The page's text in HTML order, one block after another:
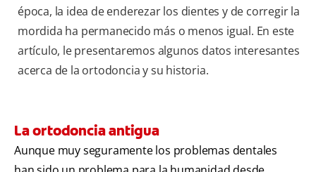
época, la idea de enderezar los dientes y de corregir la
mordida ha permanecido más o menos igual. En este
artículo, le presentaremos algunos datos interesantes
acerca de la ortodoncia y su historia.
La ortodoncia antigua
Aunque muy seguramente los problemas dentales